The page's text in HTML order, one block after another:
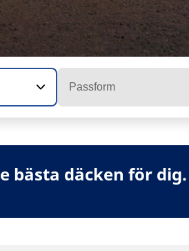
Passform
bästa däcken för dig.